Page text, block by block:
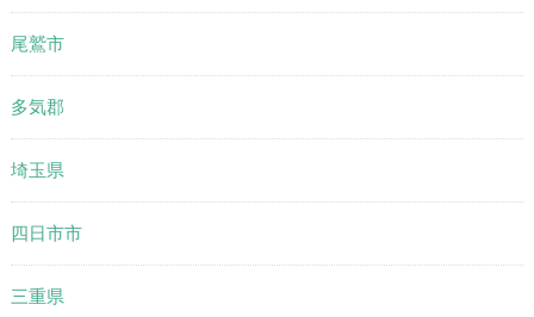
尾鷲市
多気郡
埼玉県
四日市市
三重県